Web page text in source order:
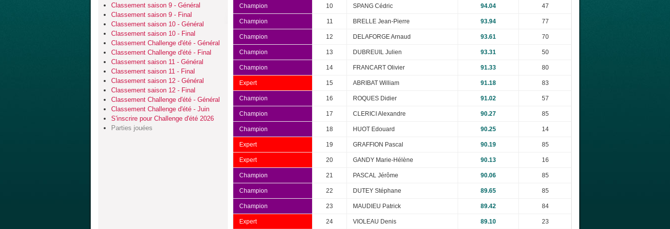
Classement saison 9 - Général
Classement saison 9 - Final
Classement saison 10 - Général
Classement saison 10 - Final
Classement Challenge d'été - Général
Classement Challenge d'été - Final
Classement saison 11 - Général
Classement saison 11 - Final
Classement saison 12 - Général
Classement saison 12 - Final
Classement Challenge d'été - Général
Classement Challenge d'été - Juin
S'inscrire pour Challenge d'été 2026
Parties jouées
Champion 10 SPANG Cédric 94.04 47
Champion 11 BRELLE Jean-Pierre 93.94 77
Champion 12 DELAFORGE Arnaud 93.61 70
Champion 13 DUBREUIL Julien 93.31 50
Champion 14 FRANCART Olivier 91.33 80
Expert 15 ABRIBAT William 91.18 83
Champion 16 ROQUES Didier 91.02 57
Champion 17 CLERICI Alexandre 90.27 85
Champion 18 HUOT Edouard 90.25 14
Expert 19 GRAFFION Pascal 90.19 85
Expert 20 GANDY Marie-Hélène 90.13 16
Champion 21 PASCAL Jérôme 90.06 85
Champion 22 DUTEY Stéphane 89.65 85
Champion 23 MAUDIEU Patrick 89.42 84
Expert 24 VIOLEAU Denis 89.10 23